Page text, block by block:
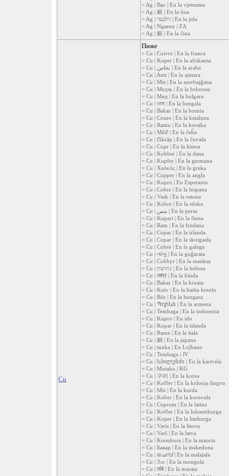
= Ag | Bạc | En la vjetnama
= Ag | 銀 | En la ŭua
= Ag | זילבער | En la jida
= Ag | Ngaenz | ZA
= Ag | 銀 | En la ĉina
Cu
Пиже
= Cu | Cuivre | En la franca
= Cu | Koper | En la afrikansa
= Cu | نحاس | En la araba
= Cu | Anti | En la ajmara
= Cu | Mis | En la azerbajĝana
= Cu | Медзь | En la belorusa
= Cu | Мед | En la bulgara
= Cu | তামা | En la bengala
= Cu | Bakar | En la bosnia
= Cu | Coure | En la kataluna
= Cu | Ramu | En la korsika
= Cu | Měď | En la ĉeĥa
= Cu | Пăхăр | En la ĉuvaŝa
= Cu | Copr | En la kimra
= Cu | Kobber | En la dana
= Cu | Kupfer | En la germana
= Cu | Χαλκός | En la greka
= Cu | Copper | En la angla
= Cu | Kupro | En Esperanto
= Cu | Cobre | En la hispana
= Cu | Vask | En la estona
= Cu | Kobre | En la eŭska
= Cu | مس | En la persa
= Cu | Kupari | En la finna
= Cu | Ram | En la friulana
= Cu | Copar | En la irlanda
= Cu | Copar | En la skotgaela
= Cu | Cobre | En la galega
= Cu | તાંબુ | En la guĝarata
= Cu | Cobbyr | En la manksa
= Cu | נחושת | En la hebrea
= Cu | ताम्र | En la hinda
= Cu | Bakar | En la kroata
= Cu | Kuiv | En la haitia kreolo
= Cu | Réz | En la hungara
= Cu | Պղինձ | En la armena
= Cu | Tembaga | En la indonezia
= Cu | Kupro | En ido
= Cu | Kopar | En la islanda
= Cu | Rame | En la itala
= Cu | 銅 | En la japana
= Cu | tunka | En Loĵbano
= Cu | Tembaga | JV
= Cu | სპილენძი | En la kartvela
= Cu | Mutako | KG
= Cu | 구리 | En la korea
= Cu | Koffer | En la kolonja lingvo
= Cu | Mis | En la kurda
= Cu | Kober | En la kornvala
= Cu | Cuprum | En la latina
= Cu | Koffer | En la luksemburga
= Cu | Koper | En la limburga
= Cu | Varis | En la litova
= Cu | Varš | En la latva
= Cu | Konukura | En la maoria
= Cu | Бакар | En la makedona
= Cu | ചെമ്പ് | En la malajala
= Cu | Зэс | En la mongola
= Cu | तांबे | En la marata